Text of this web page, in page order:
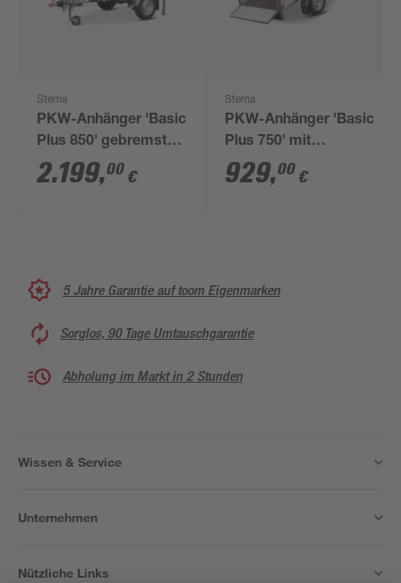
Stema
PKW-Anhänger 'Basic
Plus 850' gebremst
850 kg mit
Gitteraufsatz
2.199,00 €
Stema
PKW-Anhänger 'Basic
Plus 750' mit
Kippdeichsel,
ungebremst 750 kg
929,00 €
5 Jahre Garantie auf toom Eigenmarken
Sorglos, 90 Tage Umtauschgarantie
Abholung im Markt in 2 Stunden
Wissen & Service
Unternehmen
Nützliche Links